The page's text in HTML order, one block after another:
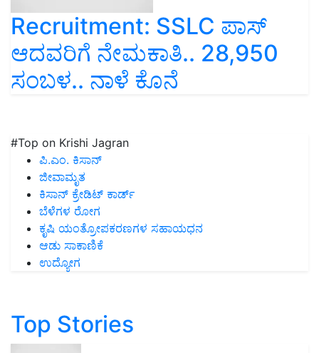
Recruitment: SSLC ಪಾಸ್
ಆದವರಿಗೆ ನೇಮಕಾತಿ.. 28,950
ಸಂಬಳ.. ನಾಳೆ ಕೊನೆ
#Top on Krishi Jagran
ಪಿ.ಎಂ. ಕಿಸಾನ್
ಜೀವಾಮೃತ
ಕಿಸಾನ್ ಕ್ರೇಡಿಟ್ ಕಾರ್ಡ್
ಬೆಳೆಗಳ ರೋಗ
ಕೃಷಿ ಯಂತ್ರೋಪಕರಣಗಳ ಸಹಾಯಧನ
ಆಡು ಸಾಕಾಣಿಕೆ
ಉದ್ಯೋಗ
Top Stories